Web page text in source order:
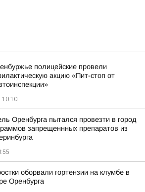
полицейские провели
акцию «Пит-стоп от
10:10
Оренбурга пытался провезти в город
запрещеннных препаратов из
оборвали гортензии на клумбе в
Оренбурга